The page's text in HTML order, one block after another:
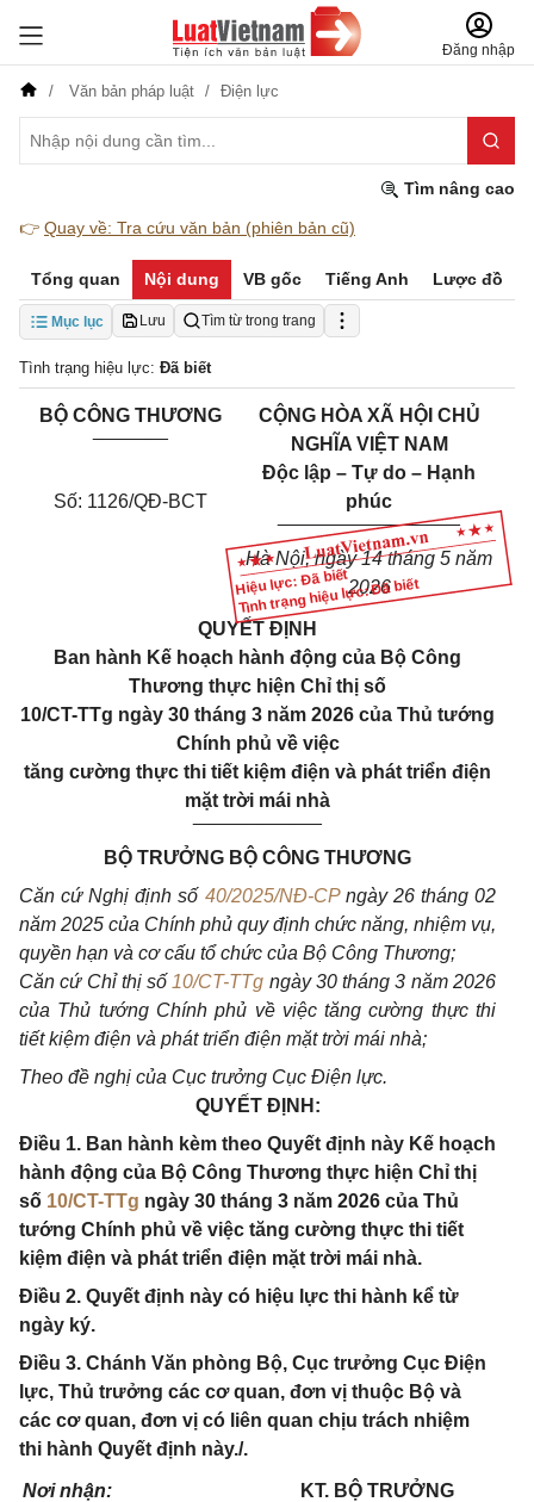
Đăng nhập
Văn bản pháp luật Điện lực
Tìm nâng cao
👉 Quay về: Tra cứu văn bản (phiên bản cũ)
Tổng quan Nội dung VB gốc Tiếng Anh Lược đồ
Mục lục Lưu Tìm từ trong trang
Tình trạng hiệu lực: Đã biết
Hiệu lực: Đã biết
Tình trạng hiệu lực: Đã biết
BỘ CÔNG THƯƠNG
Số: 1126/QĐ-BCT
CỘNG HÒA XÃ HỘI CHỦ
NGHĨA VIỆT NAM
Độc lập – Tự do – Hạnh
phúc
_________________
Hà Nội, ngày 14 tháng 5 năm
2026
QUYẾT ĐỊNH
Ban hành Kế hoạch hành động của Bộ Công
Thương thực hiện Chỉ thị số
10/CT-TTg ngày 30 tháng 3 năm 2026 của Thủ tướng
Chính phủ về việc
tăng cường thực thi tiết kiệm điện và phát triển điện
mặt trời mái nhà
____________
BỘ TRƯỞNG BỘ CÔNG THƯƠNG
Căn cứ Nghị định số 40/2025/NĐ-CPngày 26 tháng 02
năm 2025 của Chính phủ quy định chức năng, nhiệm vụ,
quyền hạn và cơ cấu tổ chức của Bộ Công Thương;
Căn cứ Chỉ thị số 10/CT-TTg ngày 30 tháng 3 năm 2026
của Thủ tướng Chính phủ về việc tăng cường thực thi
tiết kiệm điện và phát triển điện mặt trời mái nhà;
Theo đề nghị của Cục trưởng Cục Điện lực.
QUYẾT ĐỊNH:
Điều 1. Ban hành kèm theo Quyết định này Kế hoạch
hành động của Bộ Công Thương thực hiện Chỉ thị
số 10/CT-TTg ngày 30 tháng 3 năm 2026 của Thủ
tướng Chính phủ về việc tăng cường thực thi tiết
kiệm điện và phát triển điện mặt trời mái nhà.
Điều 2. Quyết định này có hiệu lực thi hành kể từ
ngày ký.
Điều 3. Chánh Văn phòng Bộ, Cục trưởng Cục Điện
lực, Thủ trưởng các cơ quan, đơn vị thuộc Bộ và
các cơ quan, đơn vị có liên quan chịu trách nhiệm
thi hành Quyết định này./.
Nơi nhận:
KT. BỘ TRƯỞNG